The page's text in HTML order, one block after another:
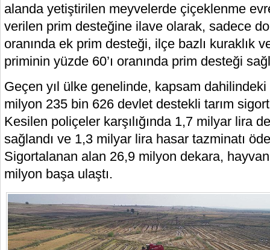
alanda yetiştirilen meyvelerde çiçeklenme
verilen prim desteğine ilave olarak, sadece
oranında ek prim desteği, ilçe bazlı kuraklık
priminin yüzde 60’ı oranında prim desteği
Geçen yıl ülke genelinde, kapsam
milyon 235 bin 626 devlet destekli tarım
Kesilen poliçeler karşılığında 1,7 milyar lira
sağlandı ve 1,3 milyar lira hasar tazminatı
Sigortalanan alan 26,9 milyon dekara, hayvan
milyon başa ulaştı.